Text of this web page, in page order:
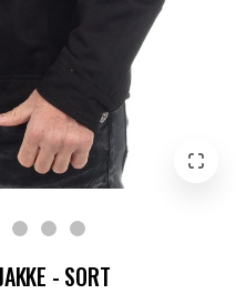
- SORT